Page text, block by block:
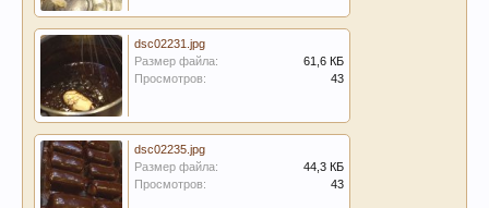
dsc02231.jpg
Размер файла:
61,6 КБ
Просмотров:
43
dsc02235.jpg
Размер файла:
44,3 КБ
Просмотров:
43